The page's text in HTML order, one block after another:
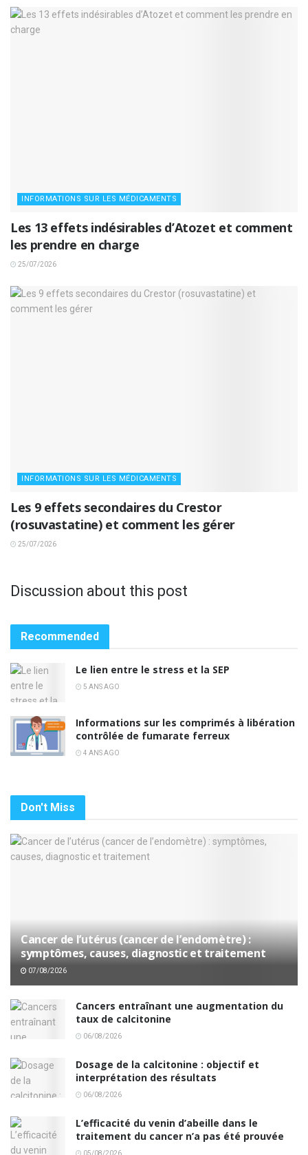
INFORMATIONS SUR LES MÉDICAMENTS
Les 13 effets indésirables d’Atozet et comment
les prendre en charge
25/07/2026
INFORMATIONS SUR LES MÉDICAMENTS
Les 9 effets secondaires du Crestor
(rosuvastatine) et comment les gérer
25/07/2026
Discussion about this post
Recommended
Le lien entre le stress et la SEP
5 ANS AGO
Informations sur les comprimés à libération
contrôlée de fumarate ferreux
4 ANS AGO
Don't Miss
Cancer de l’utérus (cancer de l’endomètre) :
symptômes, causes, diagnostic et traitement
07/08/2026
Cancers entraînant une augmentation du
taux de calcitonine
06/08/2026
Dosage de la calcitonine : objectif et
interprétation des résultats
06/08/2026
L’efficacité du venin d’abeille dans le
traitement du cancer n’a pas été prouvée